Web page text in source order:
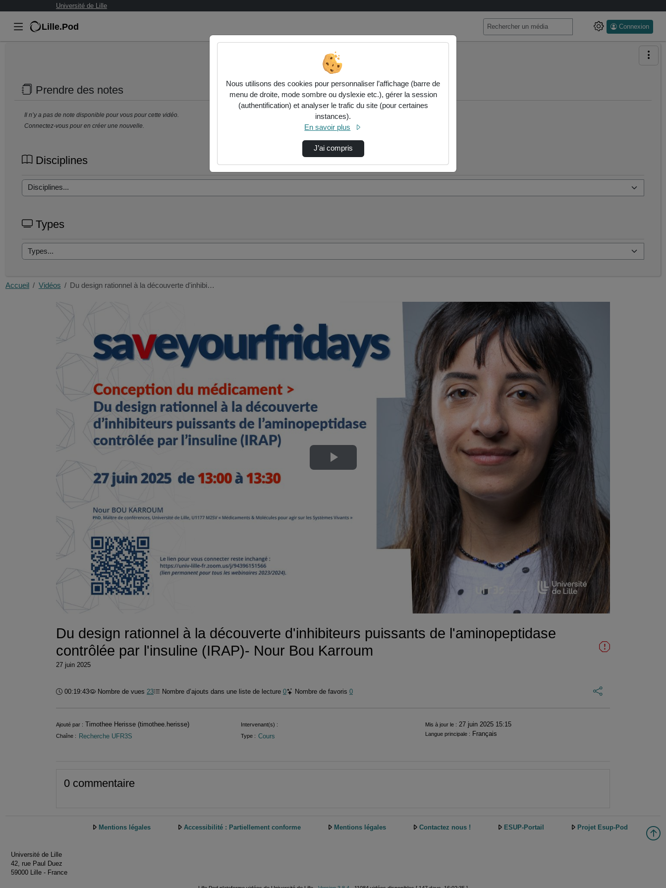
Université de Lille
Lille.Pod Connexion
Prendre des notes
Il n’y a pas de note disponible pour vous pour cette vidéo.
Connectez-vous pour en créer une nouvelle.
Disciplines
Types
Accueil Vidéos Du design rationnel à la découverte d'inhibi…
Lire
vidéo
Du design rationnel à la découverte d'inhibiteurs puissants de l'aminopeptidase
contrôlée par l'insuline (IRAP)- Nour Bou Karroum
27 juin 2025
Durée :
00:19:43 Nombre de vues 23 Nombre d’ajouts dans une liste de lecture 0 Nombre de favoris 0
Informations
Ajouté par : Timothee Herisse (timothee.herisse) Intervenant(s) : Mis à jour le : 27 juin 2025 15:15
Chaîne : Recherche UFR3S Type : Cours Langue principale : Français
0 commentaire
Université de Lille
42, rue Paul Duez
59000 Lille - France
Mentions légales Accessibilité : Partiellement conforme Mentions légales Contactez nous ! ESUP-Portail Projet Esup-Pod
Nous utilisons des cookies pour personnaliser l’affichage (barre de
menu de droite, mode sombre ou dyslexie etc.), gérer la session
(authentification) et analyser le trafic du site (pour certaines
instances).
En savoir plus
J’ai compris